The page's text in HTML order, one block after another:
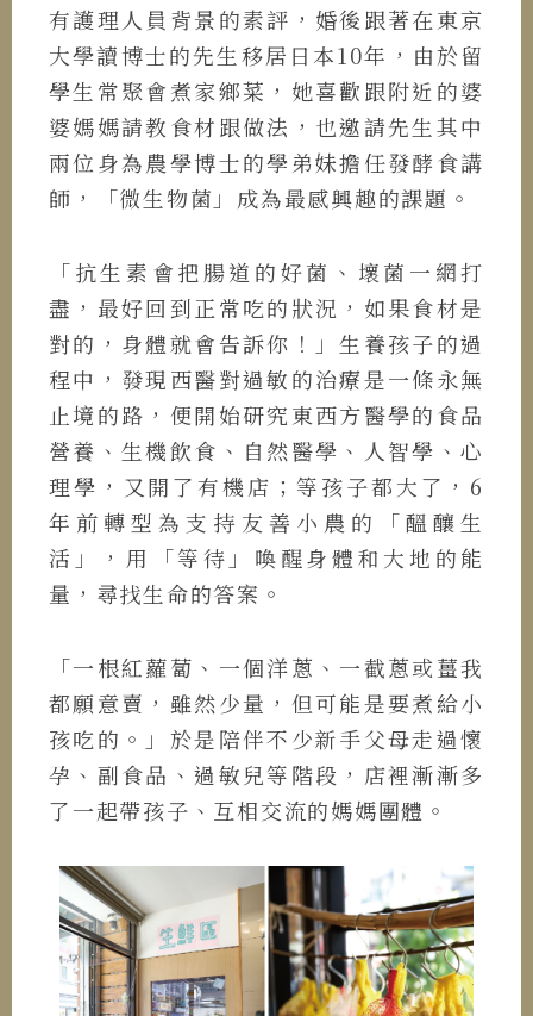
有護理人員背景的素評，婚後跟著在東京
大學讀博士的先生移居日本10年，由於留
學生常聚會煮家鄉菜，她喜歡跟附近的婆
婆媽媽請教食材跟做法，也邀請先生其中
兩位身為農學博士的學弟妹擔任發酵食講
師，「微生物菌」成為最感興趣的課題。
「抗生素會把腸道的好菌、壞菌一網打
盡，最好回到正常吃的狀況，如果食材是
對的，身體就會告訴你！」生養孩子的過
程中，發現西醫對過敏的治療是一條永無
止境的路，便開始研究東西方醫學的食品
營養、生機飲食、自然醫學、人智學、心
理學，又開了有機店；等孩子都大了，6
年前轉型為支持友善小農的「醞釀生
活」， 用「等待」喚醒身體和大地的能
量，尋找生命的答案。
「一根紅蘿蔔、一個洋蔥、一截蔥或薑我
都願意賣，雖然少量，但可能是要煮給小
孩吃的。」於是陪伴不少新手父母走過懷
孕、副食品、過敏兒等階段，店裡漸漸多
了一起帶孩子、互相交流的媽媽團體。